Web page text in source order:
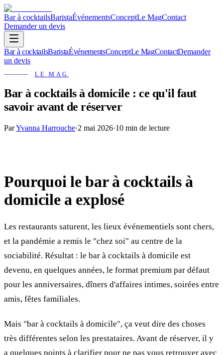
Bar à cocktailsBaristaÉvénementsConceptLe MagContact
Demander un devis
Bar à cocktailsBaristaÉvénementsConceptLe MagContactDemander
un devis
LE MAG
Bar à cocktails à domicile : ce qu'il faut
savoir avant de réserver
ParYvanna Harrouche·2 mai 2026·10 min de lecture
Pourquoi le bar à cocktails à
domicile a explosé
Les restaurants saturent, les lieux événementiels sont chers,
et la pandémie a remis le "chez soi" au centre de la
sociabilité. Résultat : le bar à cocktails à domicile est
devenu, en quelques années, le format premium par défaut
pour les anniversaires, dîners d'affaires intimes, soirées entre
amis, fêtes familiales.
Mais "bar à cocktails à domicile", ça veut dire des choses
très différentes selon les prestataires. Avant de réserver, il y
a quelques points à clarifier pour ne pas vous retrouver avec